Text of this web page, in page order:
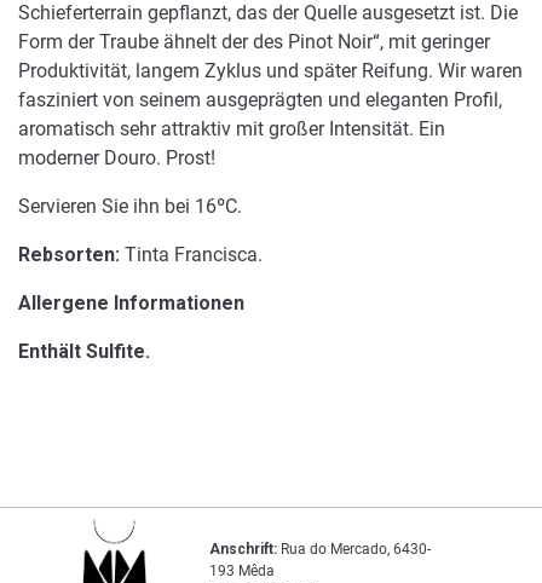
Schieferterrain gepflanzt, das der Quelle ausgesetzt ist. Die
Form der Traube ähnelt der des Pinot Noir“, mit geringer
Produktivität, langem Zyklus und später Reifung. Wir waren
fasziniert von seinem ausgeprägten und eleganten Profil,
aromatisch sehr attraktiv mit großer Intensität. Ein
moderner Douro. Prost!
Servieren Sie ihn bei 16ºC.
Rebsorten: Tinta Francisca.
Allergene Informationen
Enthält Sulfite.
Anschrift: Rua do Mercado, 6430-
193 Mêda